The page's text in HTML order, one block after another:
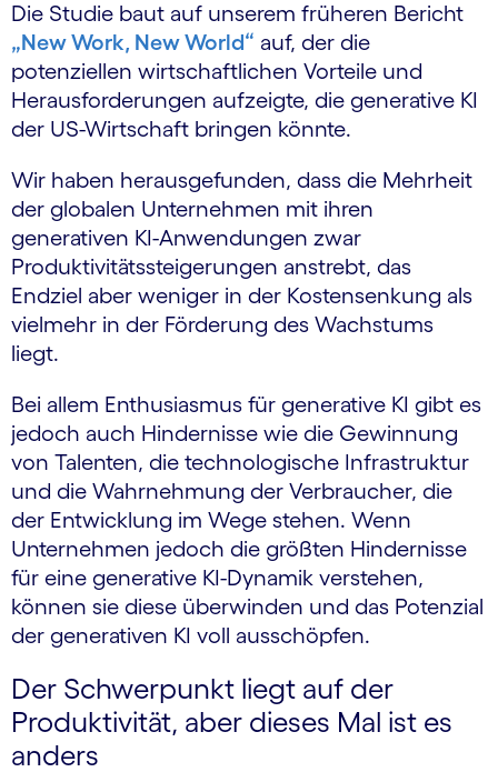
Die Studie baut auf unserem früheren Bericht
„New Work, New World“ auf, der die
potenziellen wirtschaftlichen Vorteile und
Herausforderungen aufzeigte, die generative KI
der US-Wirtschaft bringen könnte.
Wir haben herausgefunden, dass die Mehrheit
der globalen Unternehmen mit ihren
generativen KI-Anwendungen zwar
Produktivitätssteigerungen anstrebt, das
Endziel aber weniger in der Kostensenkung als
vielmehr in der Förderung des Wachstums
liegt.
Bei allem Enthusiasmus für generative KI gibt es
jedoch auch Hindernisse wie die Gewinnung
von Talenten, die technologische Infrastruktur
und die Wahrnehmung der Verbraucher, die
der Entwicklung im Wege stehen. Wenn
Unternehmen jedoch die größten Hindernisse
für eine generative KI-Dynamik verstehen,
können sie diese überwinden und das Potenzial
der generativen KI voll ausschöpfen.
Der Schwerpunkt liegt auf der
Produktivität, aber dieses Mal ist es
anders